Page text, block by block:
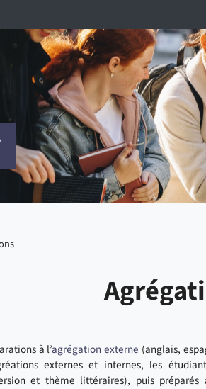
à l’agrégation externe (anglais,
externes et internes, les
et thème littéraires), puis